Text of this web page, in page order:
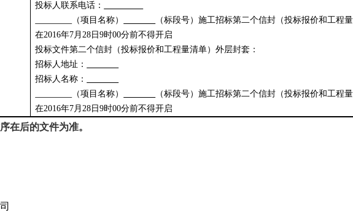
投标人联系电话：
（项目名称）
（标段号）施工招标第二个信封（投标报价和工程
在2016年7月28 日9时00分前不得开启
投标文件第二个信封（投标报价和工程量清单）外层封套：
招标人地址：
招标人名称：
（项目名称）
（标段号）施工招标第二个信封（投标报价和工程
在2016年7月28 日9时00分前不得开启
在后的文件为准。